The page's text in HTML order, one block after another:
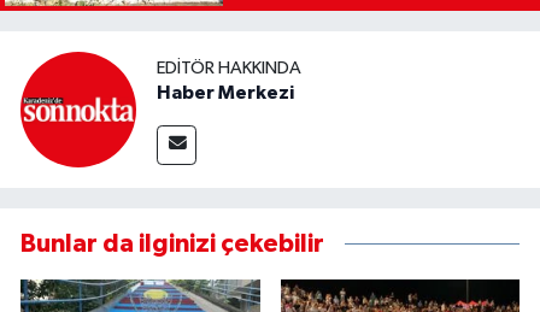
EDITÖR HAKKINDA
Haber Merkezi
Bunlar da ilginizi çekebilir